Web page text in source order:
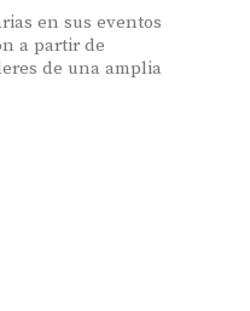
en sus eventos
a partir de
de una amplia